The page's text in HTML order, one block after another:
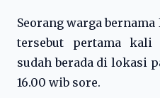
Seorang warga
tersebut pertama
sudah berada di lokasi
16.00 wib sore.